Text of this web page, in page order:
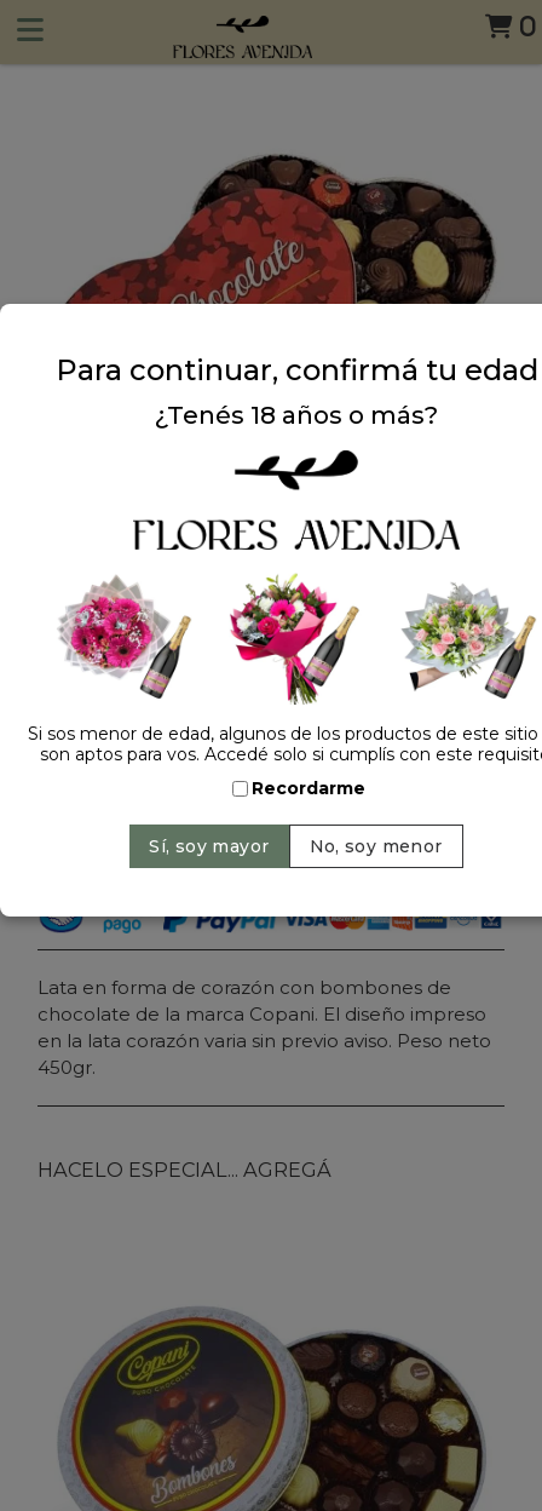
0
1 opinión +
Dejá tu opinión
LATA CORAZON BOMBONES DE CHOCOLATE
Precio: $ 75.000- $ 89.000 16% OFF
Agregar al carrito
Lata en forma de corazón con bombones de
chocolate de la marca Copani. El diseño impreso
en la lata corazón varia sin previo aviso. Peso neto
450gr.
HACELO ESPECIAL... AGREGÁ
Para continuar, confirmá tu edad
¿Tenés 18 años o más?
Si sos menor de edad, algunos de los productos de este
son aptos para vos. Accedé solo si cumplís con este
Recordarme